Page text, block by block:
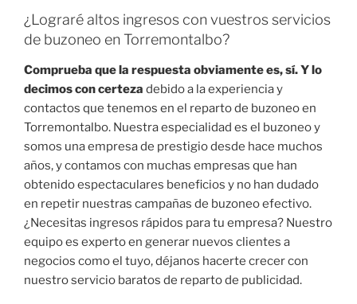
¿Lograré altos ingresos con vuestros servicios
de buzoneo en Torremontalbo?
Comprueba que la respuesta obviamente es, sí. Y lo
decimos con certeza debido a la experiencia y
contactos que tenemos en el reparto de buzoneo en
Torremontalbo. Nuestra especialidad es el buzoneo y
somos una empresa de prestigio desde hace muchos
años, y contamos con muchas empresas que han
obtenido espectaculares beneficios y no han dudado
en repetir nuestras campañas de buzoneo efectivo.
¿Necesitas ingresos rápidos para tu empresa? Nuestro
equipo es experto en generar nuevos clientes a
negocios como el tuyo, déjanos hacerte crecer con
nuestro servicio baratos de reparto de publicidad.